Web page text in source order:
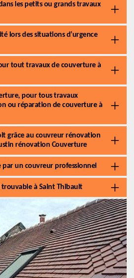
les petits ou grands travaux
lors des situations d’urgence
tout travaux de couverture à
pour tous travaux
ou réparation de couverture à
grâce au couvreur rénovation
rénovation Couverture
par un couvreur professionnel
à Saint Thibault